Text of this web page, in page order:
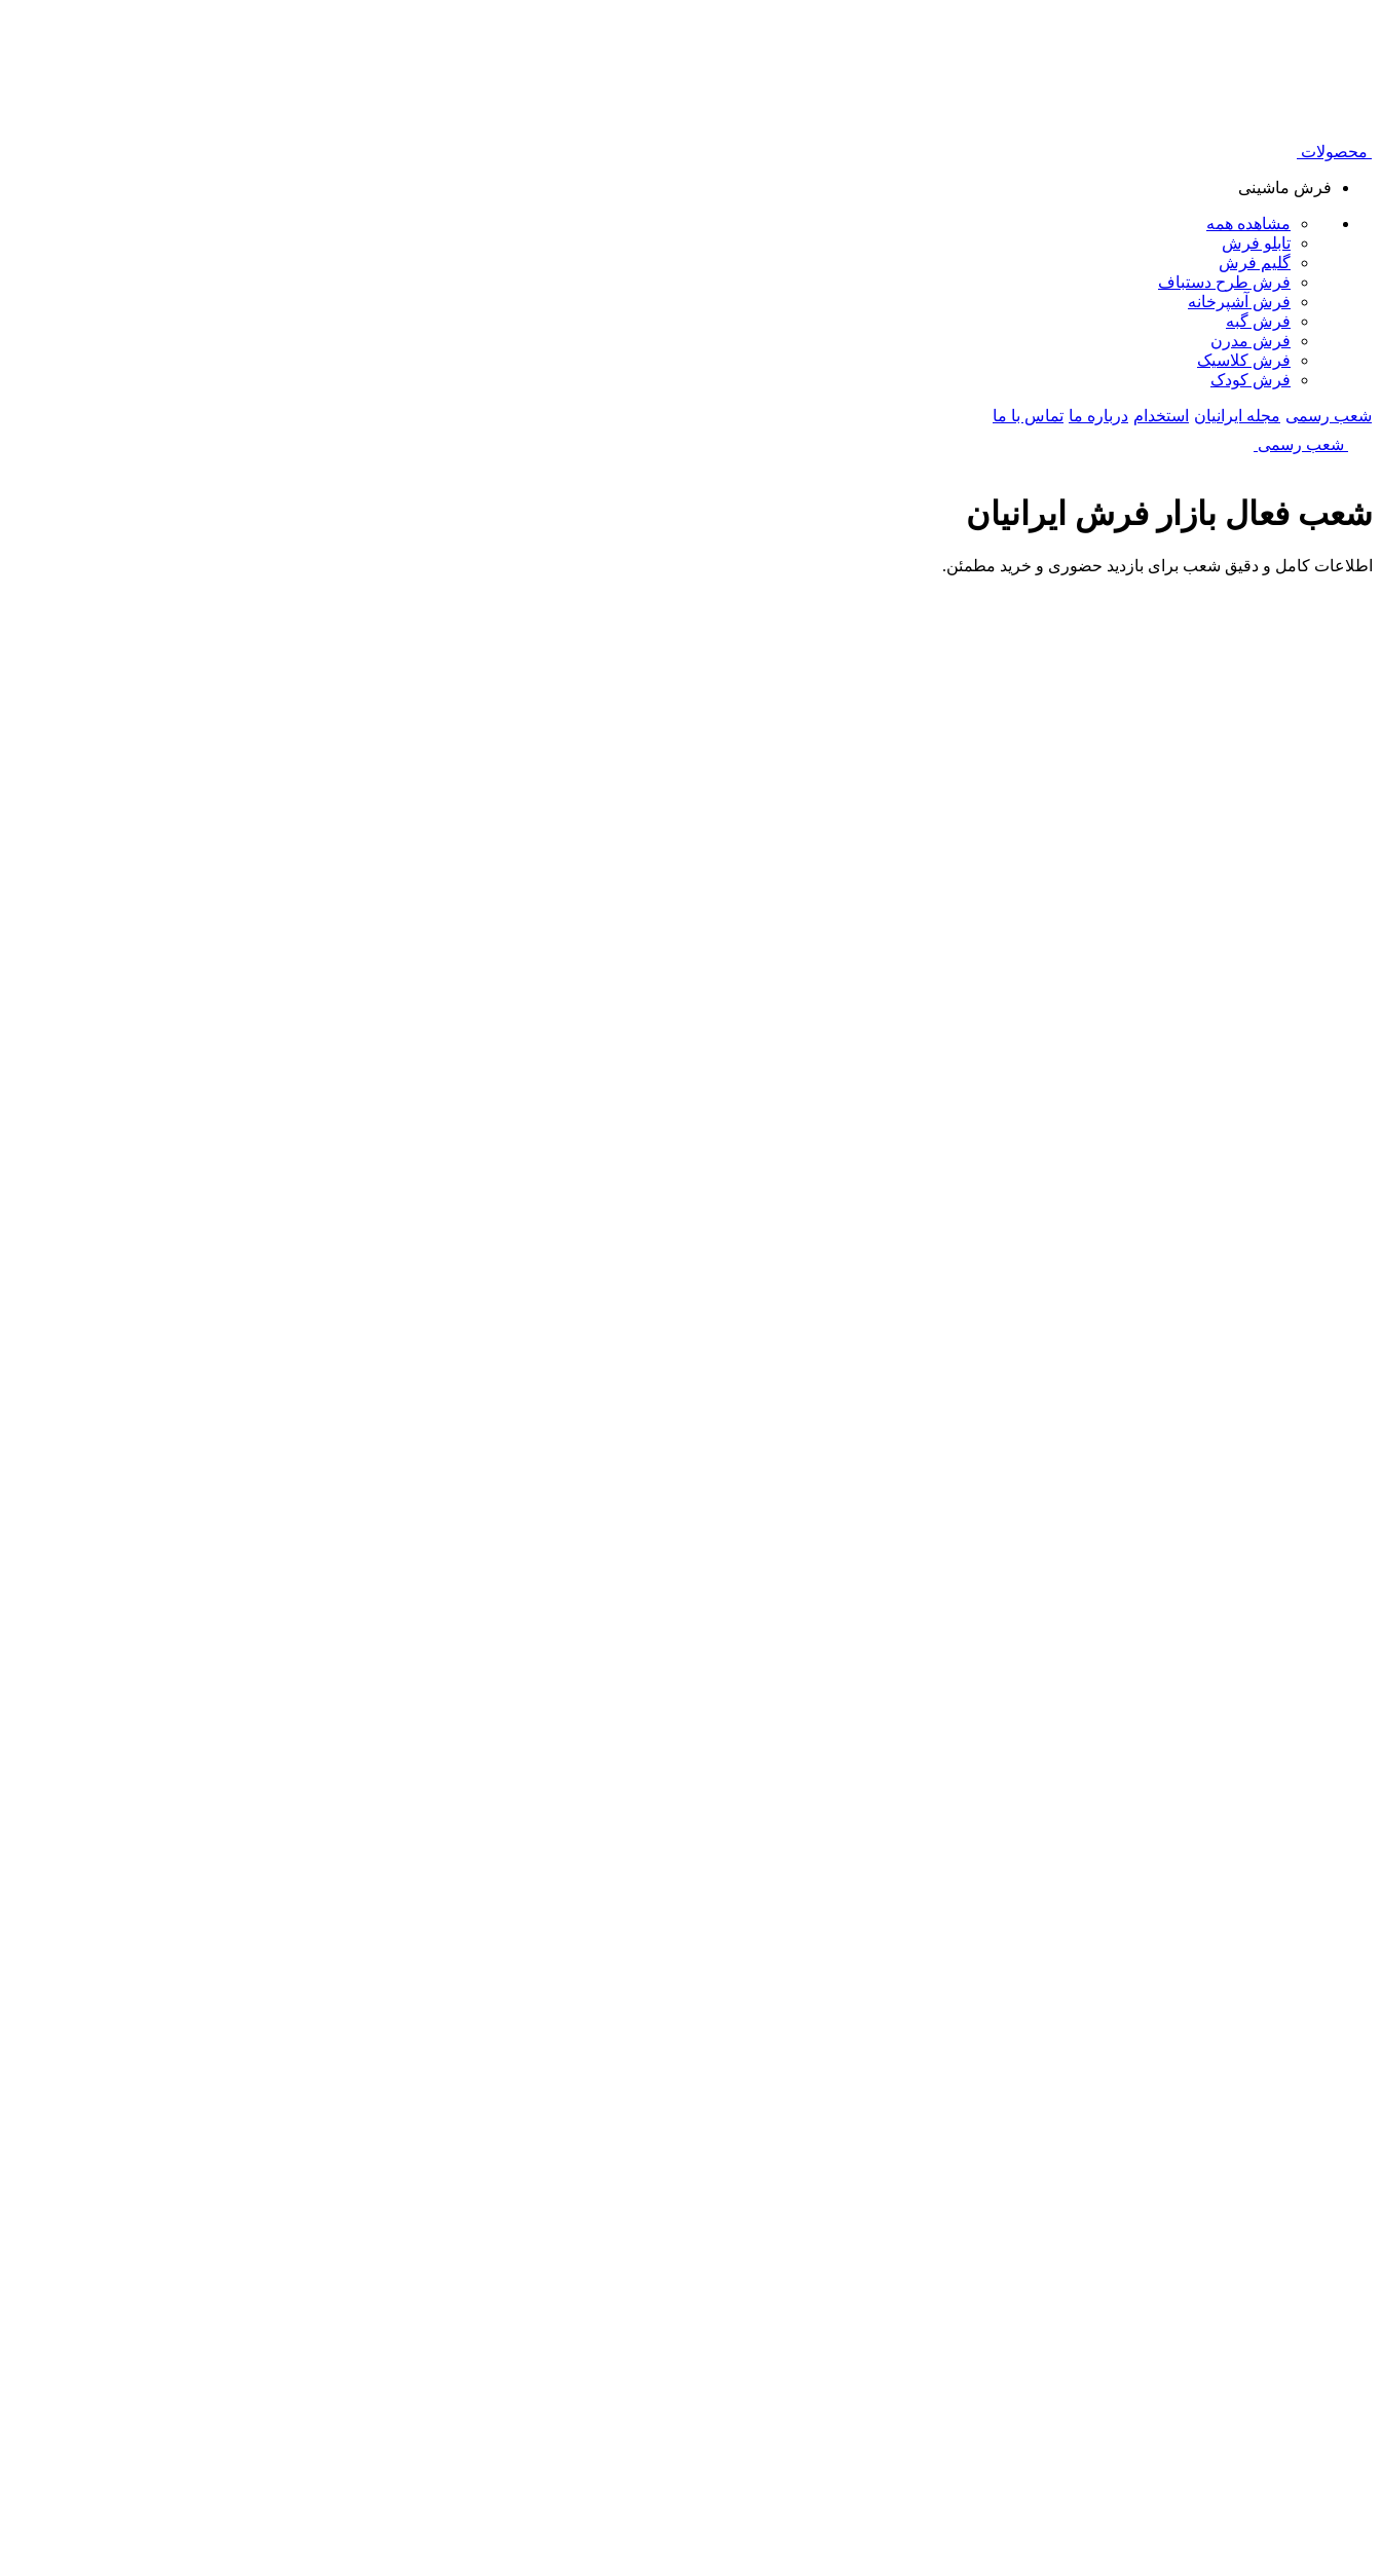
محصولات
فرش ماشینی
مشاهده همه
تابلو فرش
گلیم فرش
فرش طرح دستباف
فرش آشپرخانه
فرش گبه
فرش مدرن
فرش کلاسیک
فرش کودک
شعب رسمی مجله ایرانیان استخدام درباره ما تماس با ما
شعب رسمی
شعب فعال بازار فرش ایرانیان
اطلاعات کامل و دقیق شعب برای بازدید حضوری و خرید مطمئن.